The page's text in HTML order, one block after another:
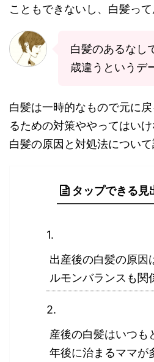
こともできないし、白髪って
白髪のあるなし
歳違うというデ
白髪は一時的なもので元に
るための対策ややってはい
白髪の原因と対処法について
タップできる見
出産後の白髪の原因
ルモンバランスも関
産後の白髪はいつも
年後に治まるママが